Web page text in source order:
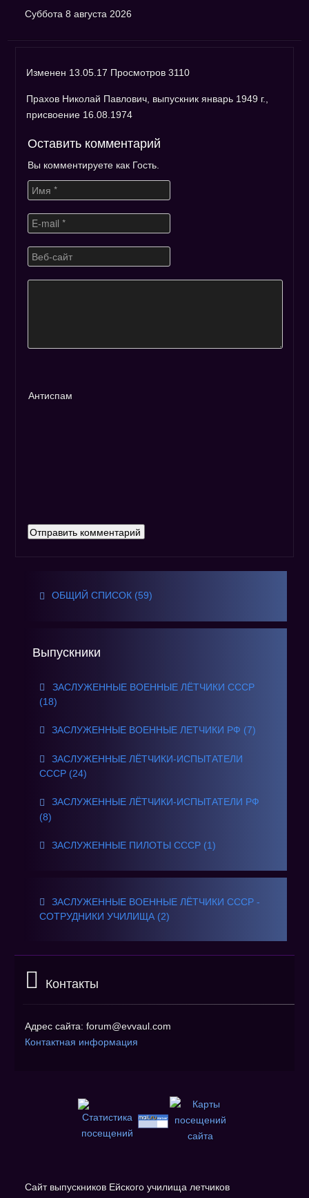
Суббота 8 августа 2026
Изменен 13.05.17 Просмотров 3110
Прахов Николай Павлович, выпускник январь 1949 г.,
присвоение 16.08.1974
Оставить комментарий
Вы комментируете как Гость.
Антиспам
ОБЩИЙ СПИСОК (59)
Выпускники
ЗАСЛУЖЕННЫЕ ВОЕННЫЕ ЛЁТЧИКИ СССР
(18)
ЗАСЛУЖЕННЫЕ ВОЕННЫЕ ЛЕТЧИКИ РФ (7)
ЗАСЛУЖЕННЫЕ ЛЁТЧИКИ-ИСПЫТАТЕЛИ
СССР (24)
ЗАСЛУЖЕННЫЕ ЛЁТЧИКИ-ИСПЫТАТЕЛИ РФ
(8)
ЗАСЛУЖЕННЫЕ ПИЛОТЫ СССР (1)
ЗАСЛУЖЕННЫЕ ВОЕННЫЕ ЛЁТЧИКИ СССР -
СОТРУДНИКИ УЧИЛИЩА (2)
Контакты
Адрес сайта: forum@evvaul.com
Контактная информация
Сайт выпускников Ейского училища летчиков